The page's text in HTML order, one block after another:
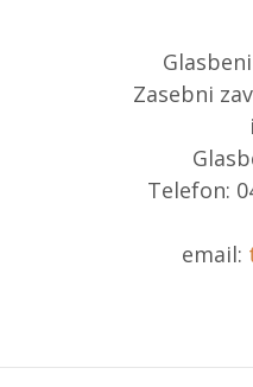
Zasebni
Telefon:
email: